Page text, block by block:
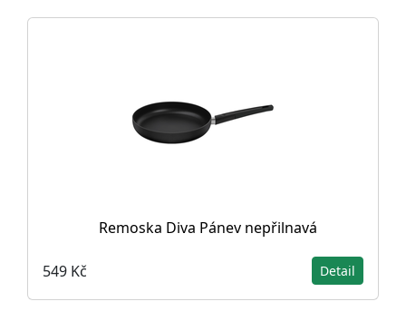
Remoska Diva Pánev nepřilnavá
549 Kč Detail